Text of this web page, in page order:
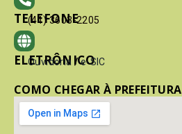
TELEFONE
(41) 3603-2205
ELETRÔNICO
Ouvidoria / e-SIC
COMO CHEGAR À PREFEITURA